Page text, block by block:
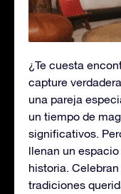
¿Te cuesta
capture
una pareja
un tiempo de
significativos.
llenan un
historia.
tradiciones